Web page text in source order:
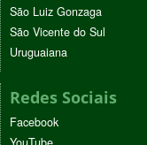
São Luiz Gonzaga
São Vicente do Sul
Uruguaiana
Redes Sociais
Facebook